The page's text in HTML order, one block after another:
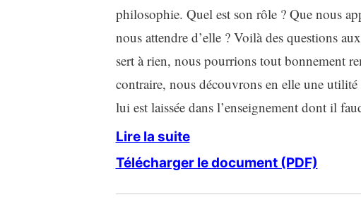
philosophie. Quel est son rôle ? Que nous
nous attendre d’elle ? Voilà des questions
sert à rien, nous pourrions tout bonnement
contraire, nous découvrons en elle une utilité
lui est laissée dans l’enseignement dont il
Lire la suite
Télécharger le document (PDF)